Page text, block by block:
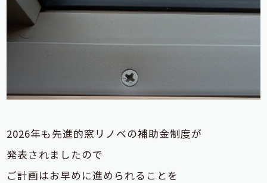
2026年も先進的窓リノベの補助金制度が
発表されましたので
ご計画はお早めに進められることを